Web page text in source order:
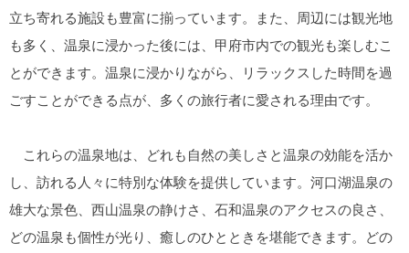
立ち寄れる施設も豊富に揃っています。また、周辺には観光地
も多く、温泉に浸かった後には、甲府市内での観光も楽しむこ
とができます。温泉に浸かりながら、リラックスした時間を過
ごすことができる点が、多くの旅行者に愛される理由です。
これらの温泉地は、どれも自然の美しさと温泉の効能を活か
し、訪れる人々に特別な体験を提供しています。河口湖温泉の
雄大な景色、西山温泉の静けさ、石和温泉のアクセスの良さ、
どの温泉も個性が光り、癒しのひとときを堪能できます。どの